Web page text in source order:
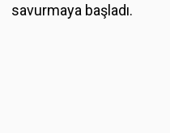
savurmaya başladı.